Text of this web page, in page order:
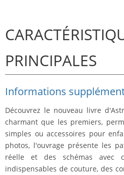
PRINCIPALES
Informations
Découvrez le nouveau livre
charmant que les premiers,
simples ou accessoires pour
photos, l'ouvrage présente les
réelle et des schémas avec
indispensables de couture, des